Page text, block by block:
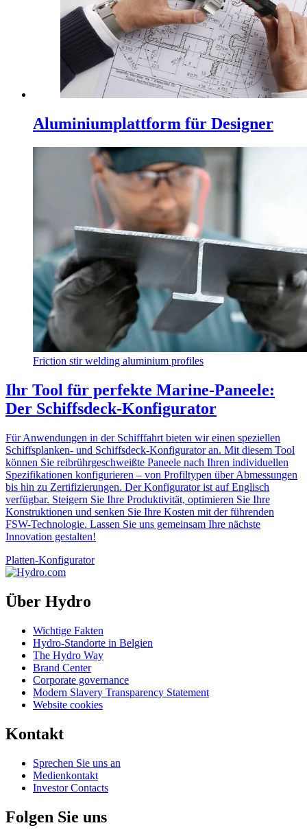
Aluminiumplattform für Designer
Friction stir welding aluminium profiles
Ihr Tool für perfekte Marine-Paneele:
Der Schiffsdeck-Konfigurator
Für Anwendungen in der Schifffahrt bieten wir einen speziellen
Schiffsplanken- und Schiffsdeck-Konfigurator an. Mit diesem Tool
können Sie reibrührgeschweißte Paneele nach Ihren individuellen
Spezifikationen konfigurieren – von Profiltypen über Abmessungen
bis hin zu Zertifizierungen. Der Konfigurator ist auf Englisch
verfügbar. Steigern Sie Ihre Produktivität, optimieren Sie Ihre
Konstruktionen und senken Sie Ihre Kosten mit der führenden
FSW-Technologie. Lassen Sie uns gemeinsam Ihre nächste
Innovation gestalten!
Platten-Konfigurator
Über Hydro
Wichtige Fakten
Hydro-Standorte in Belgien
The Hydro Way
Brand Center
Corporate governance
Modern Slavery Transparency Statement
Website cookies
Kontakt
Sprechen Sie uns an
Medienkontakt
Investor Contacts
Folgen Sie uns